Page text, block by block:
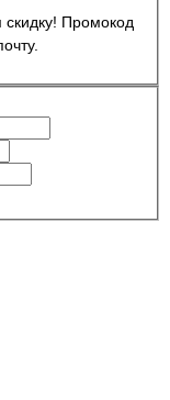
Промокод